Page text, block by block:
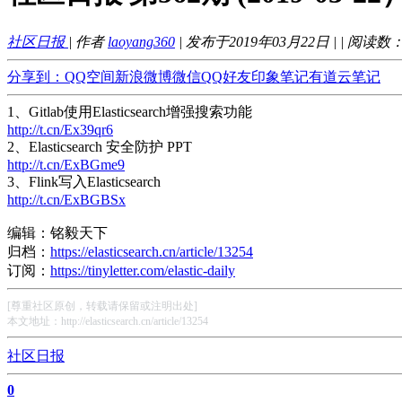
社区日报 | 作者laoyang360 | 发布于2019年03月22日 | | 阅读数：
分享到： QQ空间新浪微博微信QQ好友印象笔记有道云笔记
1、Gitlab使用Elasticsearch增强搜索功能
http://t.cn/Ex39qr6
2、Elasticsearch 安全防护 PPT
http://t.cn/ExBGme9
3、Flink写入Elasticsearch
http://t.cn/ExBGBSx
编辑：铭毅天下
归档： https://elasticsearch.cn/article/13254
订阅： https://tinyletter.com/elastic-daily
[尊重社区原创，转载请保留或注明出处]
本文地址：http://elasticsearch.cn/article/13254
社区日报
0